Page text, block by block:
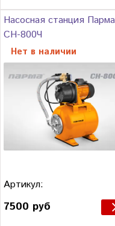
Насосная станция Парма
СН-800Ч
Нет в наличии
Артикул:
7500 руб